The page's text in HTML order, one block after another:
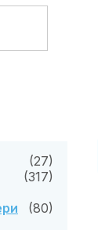
(27)
(317)
(80)